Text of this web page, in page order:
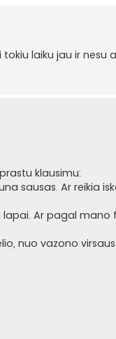
laiku jau ir nesu
klausimu:
sausas. Ar reikia
Ar pagal mano
nuo vazono